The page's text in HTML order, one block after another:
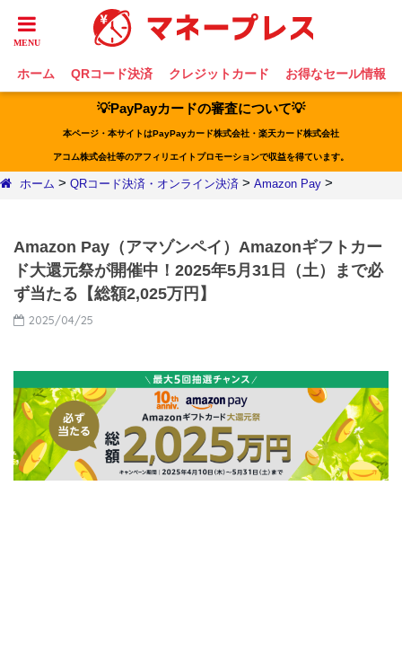
ホーム QRコード決済 クレジットカード お得なセール情報
💡PayPayカードの審査について💡
本ページ・本サイトはPayPayカード株式会社・楽天カード株式会社
アコム株式会社等のアフィリエイトプロモーションで収益を得ています。
ホーム > QRコード決済・オンライン決済 > Amazon Pay >
Amazon Pay（アマゾンペイ）Amazonギフトカー
ド大還元祭が開催中！2025年5月31日（土）まで必
ず当たる【総額2,025万円】
2025/04/25